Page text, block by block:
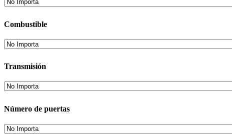
Combustible
Transmisión
Número de puertas